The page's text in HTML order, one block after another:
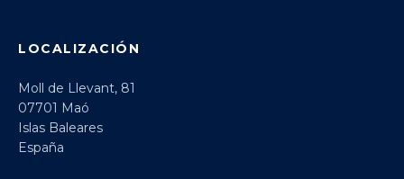
LOCALIZACIÓN
Moll de Llevant, 81
07701 Maó
Islas Baleares
España